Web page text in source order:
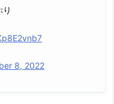
8, 2022